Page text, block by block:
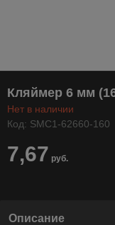
Кляймер 6 мм
Нет в наличии
Код: SMC1-62660-160
7,67 руб.
Описание